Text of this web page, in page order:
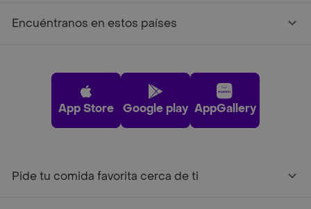
Encuéntranos en estos países
App Store Google play AppGallery
Pide tu comida favorita cerca de ti